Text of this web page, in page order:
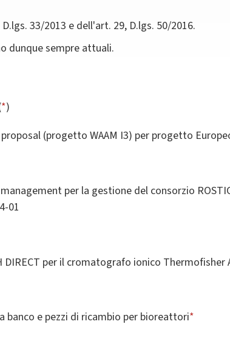
33/2013 e dell'art. 29, D.lgs. 50/2016.
dunque sempre attuali.
*)
(progetto WAAM I3) per progetto
per la gestione del consorzio
01
per il cromatografo ionico Thermofisher
banco e pezzi di ricambio per bioreattori*